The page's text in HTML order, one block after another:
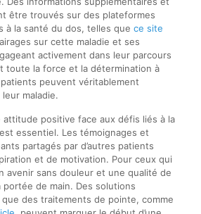
être trouvés sur des plateformes
à la santé du dos, telles que ce site
sur cette maladie et ses
activement dans leur parcours
toute la force et la détermination à
peuvent véritablement
maladie.
attitude positive face aux défis liés à la
essentiel. Les témoignages et
partagés par d’autres patients
et de motivation. Pour ceux qui
avenir sans douleur et une qualité de
de main. Des solutions
des traitements de pointe, comme